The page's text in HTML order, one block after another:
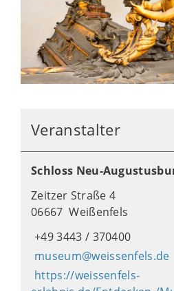
Veranstalter
Schloss Neu-
Zeitzer Straße 4
06667 Weißenfels
+49 3443 / 370400
museum@weissenfels.de
https://weissenfels-